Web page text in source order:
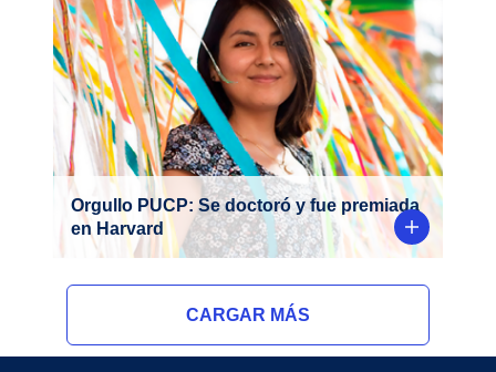
Orgullo PUCP: Se doctoró y fue premiada
en Harvard
Madai Urteaga, egresada de nuestra
carrera de Ciencia Política y Gobierno ,
completó con éxito el Doctorado en
Ciencias Políticas de Harvard.
CARGAR MÁS